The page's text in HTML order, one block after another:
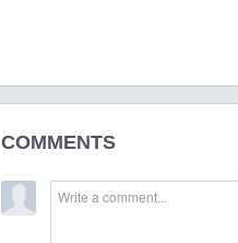
COMMENTS